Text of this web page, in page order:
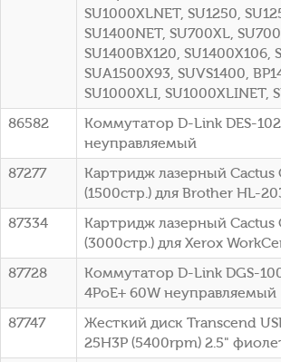
SU1000XLNET, SU1250,
SU1400NET, SU700XL,
SU1400BX120, SU1400X106,
SUA1500X93, SUVS1400,
SU1000XLI, SU1000XLINET,
86582
Коммутатор D-Link DES-
неуправляемый
87277
Картридж лазерный
(1500стр.) для Brother HL-
87334
Картридж лазерный Cactus
(3000стр.) для Xerox
87728
Коммутатор D-Link DGS-
4PoE+ 60W неуправляемый
87747
Жесткий диск Transcend
25H3P (5400rpm) 2.5"